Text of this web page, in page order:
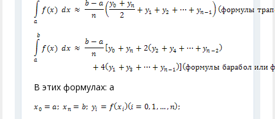
В этих формулах: a